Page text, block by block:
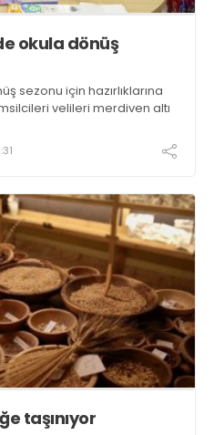
okula dönüş
sezonu için hazırlıklarına
velileri merdiven altı
taşınıyor